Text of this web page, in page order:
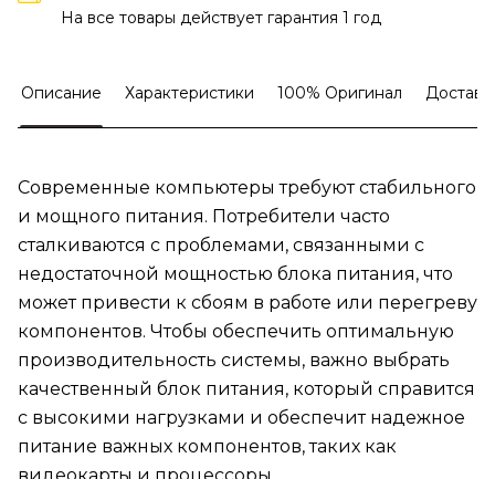
На все товары действует гарантия 1 год
Описание Характеристики 100% Оригинал
Современные компьютеры требуют стабильного
и мощного питания. Потребители часто
сталкиваются с проблемами, связанными с
недостаточной мощностью блока питания, что
может привести к сбоям в работе или перегреву
компонентов. Чтобы обеспечить оптимальную
производительность системы, важно выбрать
качественный блок питания, который справится
с высокими нагрузками и обеспечит надежное
питание важных компонентов, таких как